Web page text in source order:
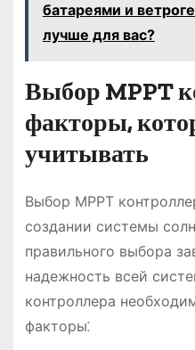
батареями и
лучше для вас?
Выбор MPPT
факторы,
учитывать
Выбор MPPT
создании системы
правильного выбора
надежность всей
контроллера
факторы⁚